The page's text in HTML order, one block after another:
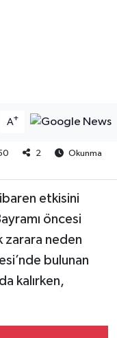
A+
2
Okunma
etkisini
öncesi
zarara neden
bulunan
kalırken,